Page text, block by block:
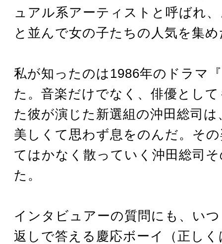
ュアル系アーティストと呼ばれ
と並んで女の子たちの人気を集
私が知ったのは1986年のドラマ
た。音楽だけでなく、俳優とし
た彼が演じた新選組の沖田総司
美しくて思わず息をのんだ。そ
てはかなく散っていく沖田総司
た。
インタビュアーの質問にも、い
返しで答える慶応ボーイ（正し